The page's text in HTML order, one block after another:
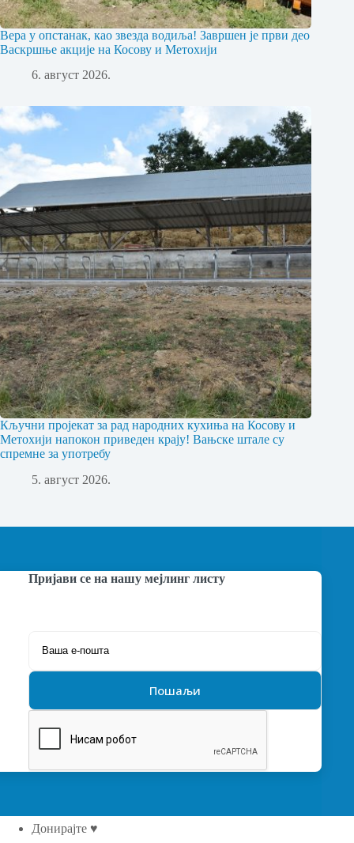
Вера у опстанак, као звезда водиља! Завршен је први део
Васкршње акције на Косову и Метохији
6. август 2026.
Кључни пројекат за рад народних кухиња на Косову и
Метохији напокон приведен крају! Вањске штале су
спремне за употребу
5. август 2026.
Пријави се на нашу мејлинг листу
Донирајте ♥